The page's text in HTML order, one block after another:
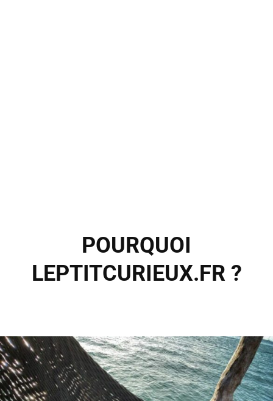
POURQUOI
LEPTITCURIEUX.FR ?